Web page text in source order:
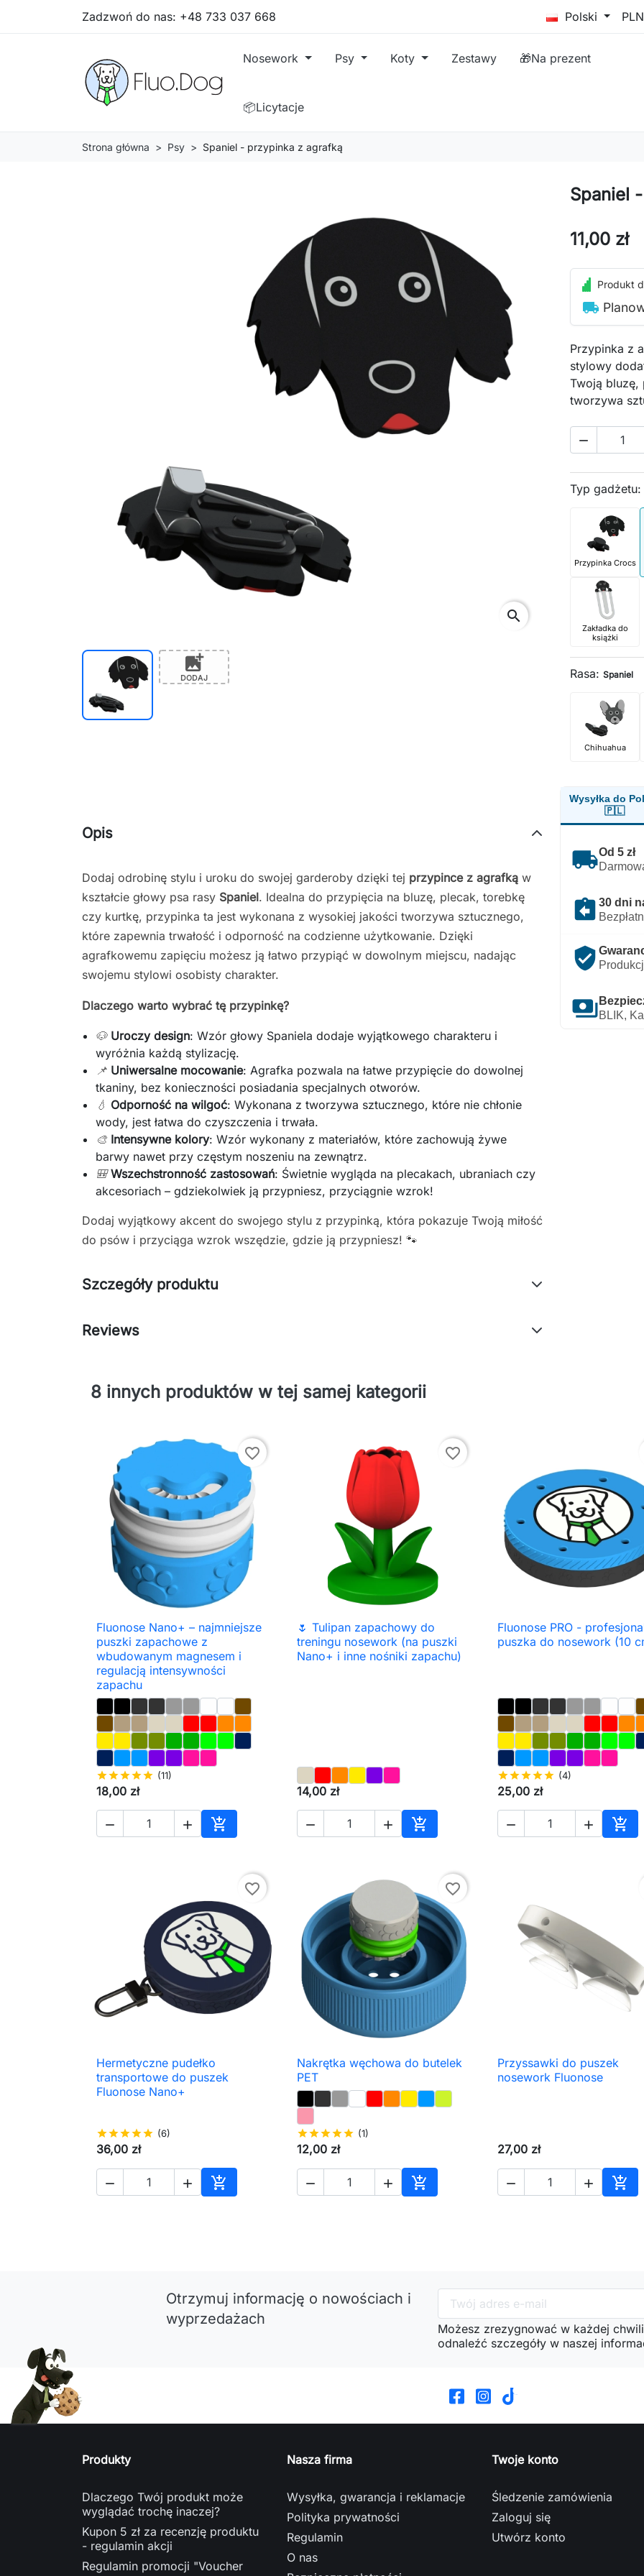
Zadzwoń do nas: +48 733 037 668 Polski
Nosework Psy Koty Zestawy 🎁Na prezent
📦Licytacje
Strona główna Psy Spaniel - przypinka z agrafką
search
add_photo_alternate
DODAJ
Spaniel
11,00 zł
Produkt
local_shipping
Przypinka z
stylowy
Twoją bluzę,
tworzywa

Typ gadżetu:
Przypinka Crocs
Zakładka do
książki
Rasa: Spaniel
Chihuahua
Wysyłka do
🇵🇱
local_shippingOd 5 zł
assignment_return 30 dni
verified_user
paymentsBLIK,
Opis
Dodaj odrobinę stylu i uroku do swojej garderoby dzięki tej przypince z agrafką w
kształcie głowy psa rasy Spaniel. Idealna do przypięcia na bluzę, plecak, torebkę
czy kurtkę, przypinka ta jest wykonana z wysokiej jakości tworzywa sztucznego,
które zapewnia trwałość i odporność na codzienne użytkowanie. Dzięki
agrafkowemu zapięciu możesz ją łatwo przypiąć w dowolnym miejscu, nadając
swojemu stylowi osobisty charakter.
Dlaczego warto wybrać tę przypinkę?
🐶 Uroczy design: Wzór głowy Spaniela dodaje wyjątkowego charakteru i
wyróżnia każdą stylizację.
📌 Uniwersalne mocowanie: Agrafka pozwala na łatwe przypięcie do dowolnej
tkaniny, bez konieczności posiadania specjalnych otworów.
💧 Odporność na wilgoć: Wykonana z tworzywa sztucznego, które nie chłonie
wody, jest łatwa do czyszczenia i trwała.
🎨 Intensywne kolory: Wzór wykonany z materiałów, które zachowują żywe
barwy nawet przy częstym noszeniu na zewnątrz.
🎒 Wszechstronność zastosowań: Świetnie wygląda na plecakach, ubraniach czy
akcesoriach – gdziekolwiek ją przypniesz, przyciągnie wzrok!
Dodaj wyjątkowy akcent do swojego stylu z przypinką, która pokazuje Twoją miłość
do psów i przyciąga wzrok wszędzie, gdzie ją przypniesz! 🐾
Szczegóły produktu
Reviews
8 innych produktów w tej samej kategorii
favorite_border
 Szybki podgląd
Fluonose Nano+ – najmniejsze
puszki zapachowe z
wbudowanym magnesem i
regulacją intensywności
zapachu
starstarstarstarstar (11)
18,00 zł
  
Dodaj do koszyka
favorite_border
 Szybki podgląd
🌷 Tulipan zapachowy do
treningu nosework (na puszki
Nano+ i inne nośniki zapachu)
14,00 zł
  
Dodaj do koszyka
 Szybki podgląd
Fluonose PRO -
puszka do nosework (10
starstarstarstarstar (4)
25,00 zł
  
favorite_border
 Szybki podgląd
Hermetyczne pudełko
transportowe do puszek
Fluonose Nano+
starstarstarstarstar (6)
36,00 zł
  
Dodaj do koszyka
favorite_border
 Szybki podgląd
Nakrętka węchowa do butelek
PET
starstarstarstarstar (1)
12,00 zł
  
Dodaj do koszyka
 Szybki podgląd
Przyssawki do puszek
nosework Fluonose
27,00 zł
  
Otrzymuj informację o nowościach i
wyprzedażach
Możesz zrezygnować w każdej
odnaleźć szczegóły w naszej
Produkty
Dlaczego Twój produkt może
wyglądać trochę inaczej?
Kupon 5 zł za recenzję produktu
- regulamin akcji
Regulamin promocji "Voucher
Nasza firma
Wysyłka, gwarancja i reklamacje
Polityka prywatności
Regulamin
O nas
Twoje konto
Śledzenie zamówienia
Zaloguj się
Utwórz konto